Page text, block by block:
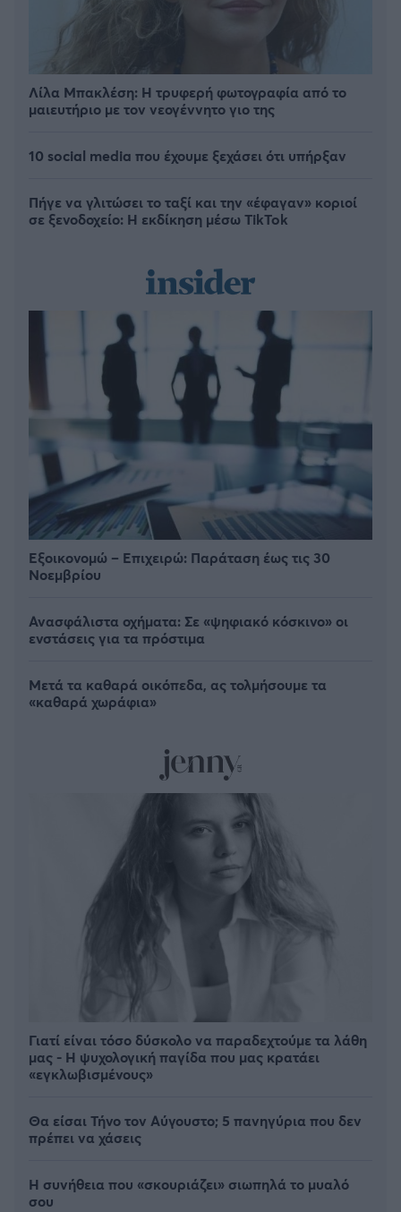
Λίλα Μπακλέση: Η τρυφερή φωτογραφία από το
μαιευτήριο με τον νεογέννητο γιο της
10 social media που έχουμε ξεχάσει ότι υπήρξαν
Πήγε να γλιτώσει το ταξί και την «έφαγαν» κοριοί
σε ξενοδοχείο: H εκδίκηση μέσω TikTok
Εξοικονομώ – Επιχειρώ: Παράταση έως τις 30
Νοεμβρίου
Ανασφάλιστα οχήματα: Σε «ψηφιακό κόσκινο» οι
ενστάσεις για τα πρόστιμα
Μετά τα καθαρά οικόπεδα, ας τολμήσουμε τα
«καθαρά χωράφια»
Γιατί είναι τόσο δύσκολο να παραδεχτούμε τα λάθη
μας - Η ψυχολογική παγίδα που μας κρατάει
«εγκλωβισμένους»
Θα είσαι Τήνο τον Αύγουστο; 5 πανηγύρια που δεν
πρέπει να χάσεις
Η συνήθεια που «σκουριάζει» σιωπηλά το μυαλό
σου